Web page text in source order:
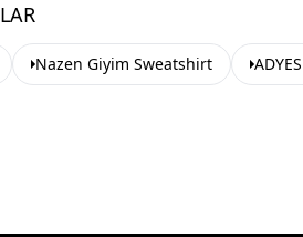
Nazen Giyim Sweatshirt